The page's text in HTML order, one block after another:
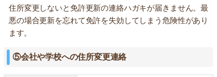
住所変更しないと免許更新の連絡ハガキが届きません。最
悪の場合更新を忘れて免許を失効してしまう危険性があり
ます。
⑤会社や学校への住所変更連絡